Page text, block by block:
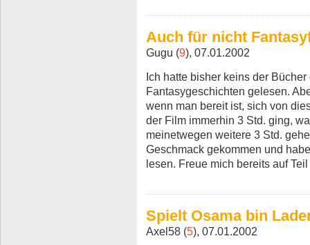
Auch für nicht
Gugu (9), 07.01.2002
Ich hatte bisher keins der
Fantasygeschichten gelesen.
wenn man bereit ist, sich von
der Film immerhin 3 Std. ging,
meinetwegen weitere 3 Std.
Geschmack gekommen und
lesen. Freue mich bereits auf Teil
Spielt Osama bin
Axel58 (5), 07.01.2002